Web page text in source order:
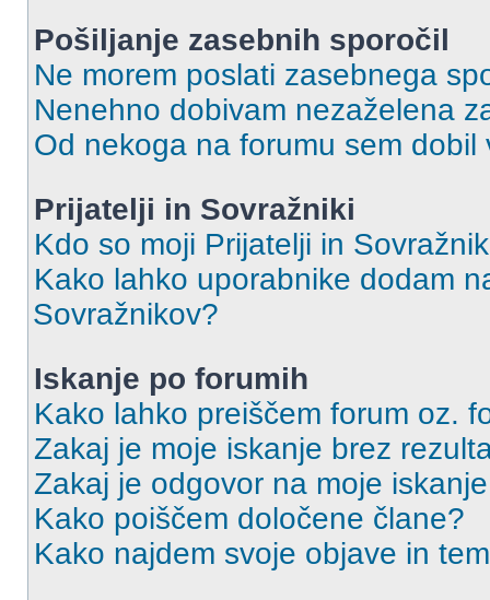
Pošiljanje zasebnih sporočil
Ne morem poslati zasebnega
Nenehno dobivam nezaželena
Od nekoga na forumu sem
Prijatelji in Sovražniki
Kdo so moji Prijatelji in
Kako lahko uporabnike dodam
Sovražnikov?
Iskanje po forumih
Kako lahko preiščem forum oz.
Zakaj je moje iskanje brez
Zakaj je odgovor na moje
Kako poiščem določene člane?
Kako najdem svoje objave in